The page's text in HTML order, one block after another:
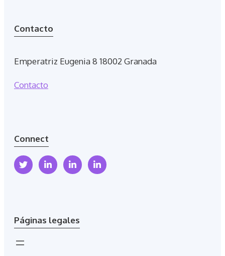
Contacto
Emperatriz Eugenia 8 18002 Granada
Contacto
Connect
Páginas legales